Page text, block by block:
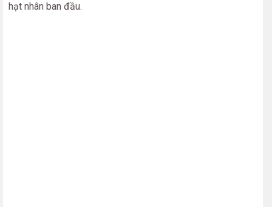
hạt nhân ban đầu.